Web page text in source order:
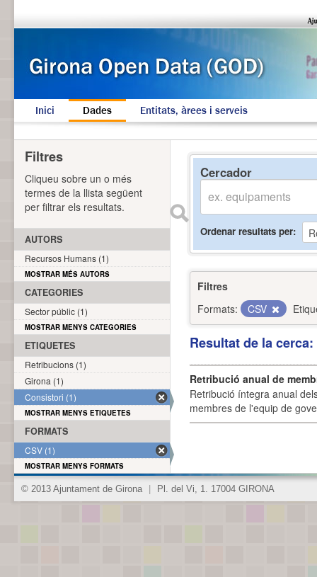
Inici Dades Entitats, àrees i serveis
Cercador
Ordenar resultats per
Filtres
Formats:
CSV
Resultat de la
Retribució anual de
Retribució íntegra anual
membres de l'equip de
Filtres
Cliqueu sobre un o més
termes de la llista següent
per filtrar els resultats.
AUTORS
Recursos Humans (1)
MOSTRAR MÉS AUTORS
CATEGORIES
Sector públic (1)
MOSTRAR MENYS CATEGORIES
ETIQUETES
Retribucions (1)
Girona (1)
Consistori (1)
MOSTRAR MENYS ETIQUETES
FORMATS
CSV (1)
MOSTRAR MENYS FORMATS
© 2013 Ajuntament de Girona Pl. del Vi, 1. 17004 GIRONA